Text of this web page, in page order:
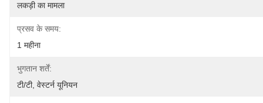
लकड़ी का मामला
प्रसव के समय:
1 महीना
भुगतान शर्तें:
टी/टी, वेस्टर्न यूनियन